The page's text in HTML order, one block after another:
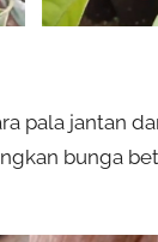
pala jantan
bunga